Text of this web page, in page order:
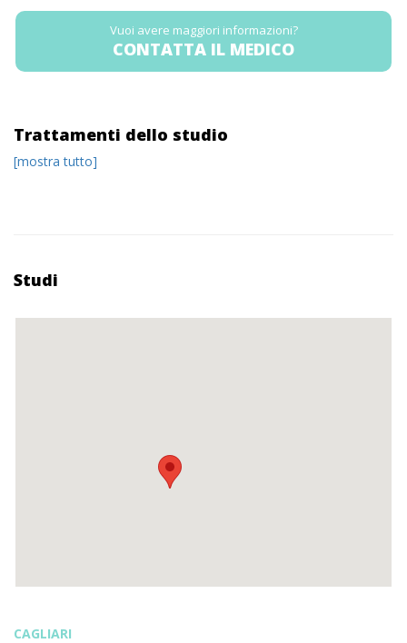
Vuoi avere maggiori informazioni?
CONTATTA IL MEDICO
Trattamenti dello studio
[mostra tutto]
Studi
CAGLIARI